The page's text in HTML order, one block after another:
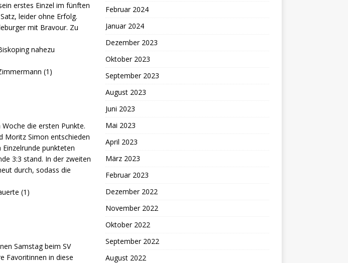
erstes Einzel im fünften
leider ohne Erfolg.
mit Bravour. Zu
nahezu
(1)
die ersten Punkte.
Moritz Simon entschieden
punkteten
3:3 stand. In der zweiten
durch, sodass die
(1)
Samstag beim SV
Favoritinnen in diese
Februar 2024
Januar 2024
Dezember 2023
Oktober 2023
September 2023
August 2023
Juni 2023
Mai 2023
April 2023
März 2023
Februar 2023
Dezember 2022
November 2022
Oktober 2022
September 2022
August 2022